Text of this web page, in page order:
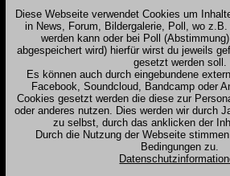
Diese Webseite verwendet Cookies um
in News, Forum, Bildergalerie, Poll, wo
werden kann oder bei Poll
abgespeichert wird) hierfür wirst du jeweils
gesetzt werden soll.
Es können auch durch eingebundene
Facebook, Soundcloud, Bandcamp oder
Cookies gesetzt werden die diese zur
oder anderes nutzen. Dies werden wir durch
zu selbst, durch das anklicken der
Durch die Nutzung der Webseite
Bedingungen zu.